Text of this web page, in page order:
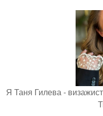
Я Таня Гилева -